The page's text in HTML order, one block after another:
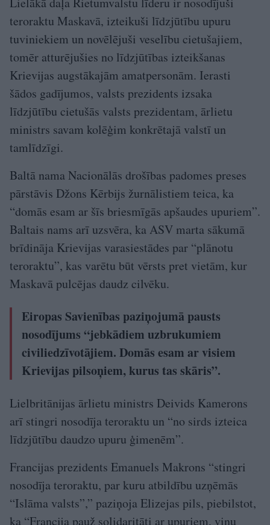
teroraktu Maskavā, izteikuši līdzjūtību upuru
tuviniekiem un novēlējuši veselību cietušajiem,
tomēr atturējušies no līdzjūtības izteikšanas
Krievijas augstākajām amatpersonām. Ierasti
šādos gadījumos, valsts prezidents izsaka
līdzjūtību cietušās valsts prezidentam, ārlietu
ministrs savam kolēģim konkrētajā valstī un
tamlīdzīgi.
Baltā nama Nacionālās drošības padomes preses
pārstāvis Džons Kērbijs žurnālistiem teica, ka
“domās esam ar šīs briesmīgās apšaudes upuriem”.
Baltais nams arī uzsvēra, ka ASV marta sākumā
brīdināja Krievijas varasiestādes par “plānotu
teroraktu”, kas varētu būt vērsts pret vietām, kur
Maskavā pulcējas daudz cilvēku.
Eiropas Savienības paziņojumā pausts
nosodījums “jebkādiem uzbrukumiem
civiliedzīvotājiem. Domās esam ar visiem
Krievijas pilsoņiem, kurus tas skāris”.
Lielbritānijas ārlietu ministrs Deivids Kamerons
arī stingri nosodīja teroraktu un “no sirds izteica
līdzjūtību daudzo upuru ģimenēm”.
Francijas prezidents Emanuels Makrons “stingri
nosodīja teroraktu, par kuru atbildību uzņēmās
“Islāma valsts”,” paziņoja Elizejas pils, piebilstot,
ka “Francija pauž solidaritāti ar upuriem, viņu